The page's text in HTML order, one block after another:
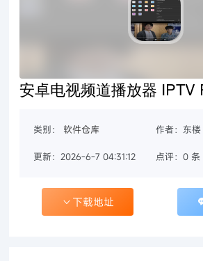
安卓电视频道播放器 IPTV
类别： 软件仓库 作者：东楼
更新：2026-6-7 04:31:12 点评：0 条
下载地址